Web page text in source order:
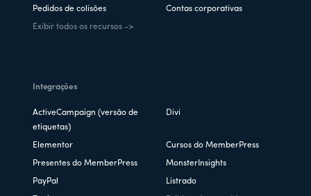
Pedidos de colisões Contas corporativas
Exibir todos os recursos ->
Integrações
ActiveCampaign (versão de
etiquetas)
Divi
Elementor Cursos do MemberPress
Presentes do MemberPress MonsterInsights
PayPal Listrado